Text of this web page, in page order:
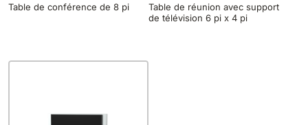
Table de conférence de 8 pi
Table de réunion avec support
de télévision 6 pi x 4 pi